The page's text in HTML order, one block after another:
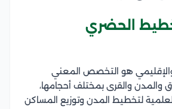
الحضري
هو التخصص المعني
والمدن والقرى بمختلف أحجامها،
لتخطيط المدن وتوزيع المساكن